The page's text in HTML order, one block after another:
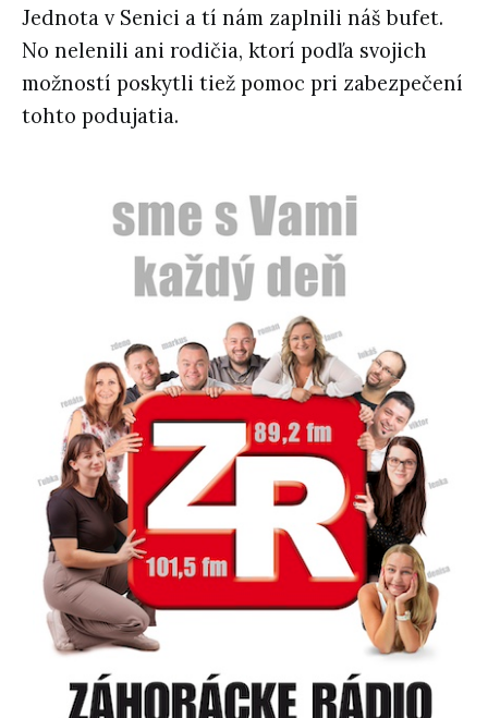
Jednota v Senici a tí nám zaplnili náš bufet.
No nelenili ani rodičia, ktorí podľa svojich
možností poskytli tiež pomoc pri zabezpečení
tohto podujatia.